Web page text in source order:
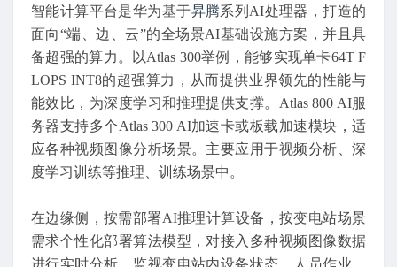
智能计算平台是华为基于昇腾系列AI处理器，打造的
面向“端、边、云”的全场景AI基础设施方案，并且具
备超强的算力。以Atlas 300举例，能够实现单卡64T F
LOPS INT8的超强算力，从而提供业界领先的性能与
能效比，为深度学习和推理提供支撑。Atlas 800 AI服
务器支持多个Atlas 300 AI加速卡或板载加速模块，适
应各种视频图像分析场景。主要应用于视频分析、深
度学习训练等推理、训练场景中。
在边缘侧，按需部署AI推理计算设备，按变电站场景
需求个性化部署算法模型，对接入多种视频图像数据
进行实时分析，监视变电站内设备状态、人员作业、